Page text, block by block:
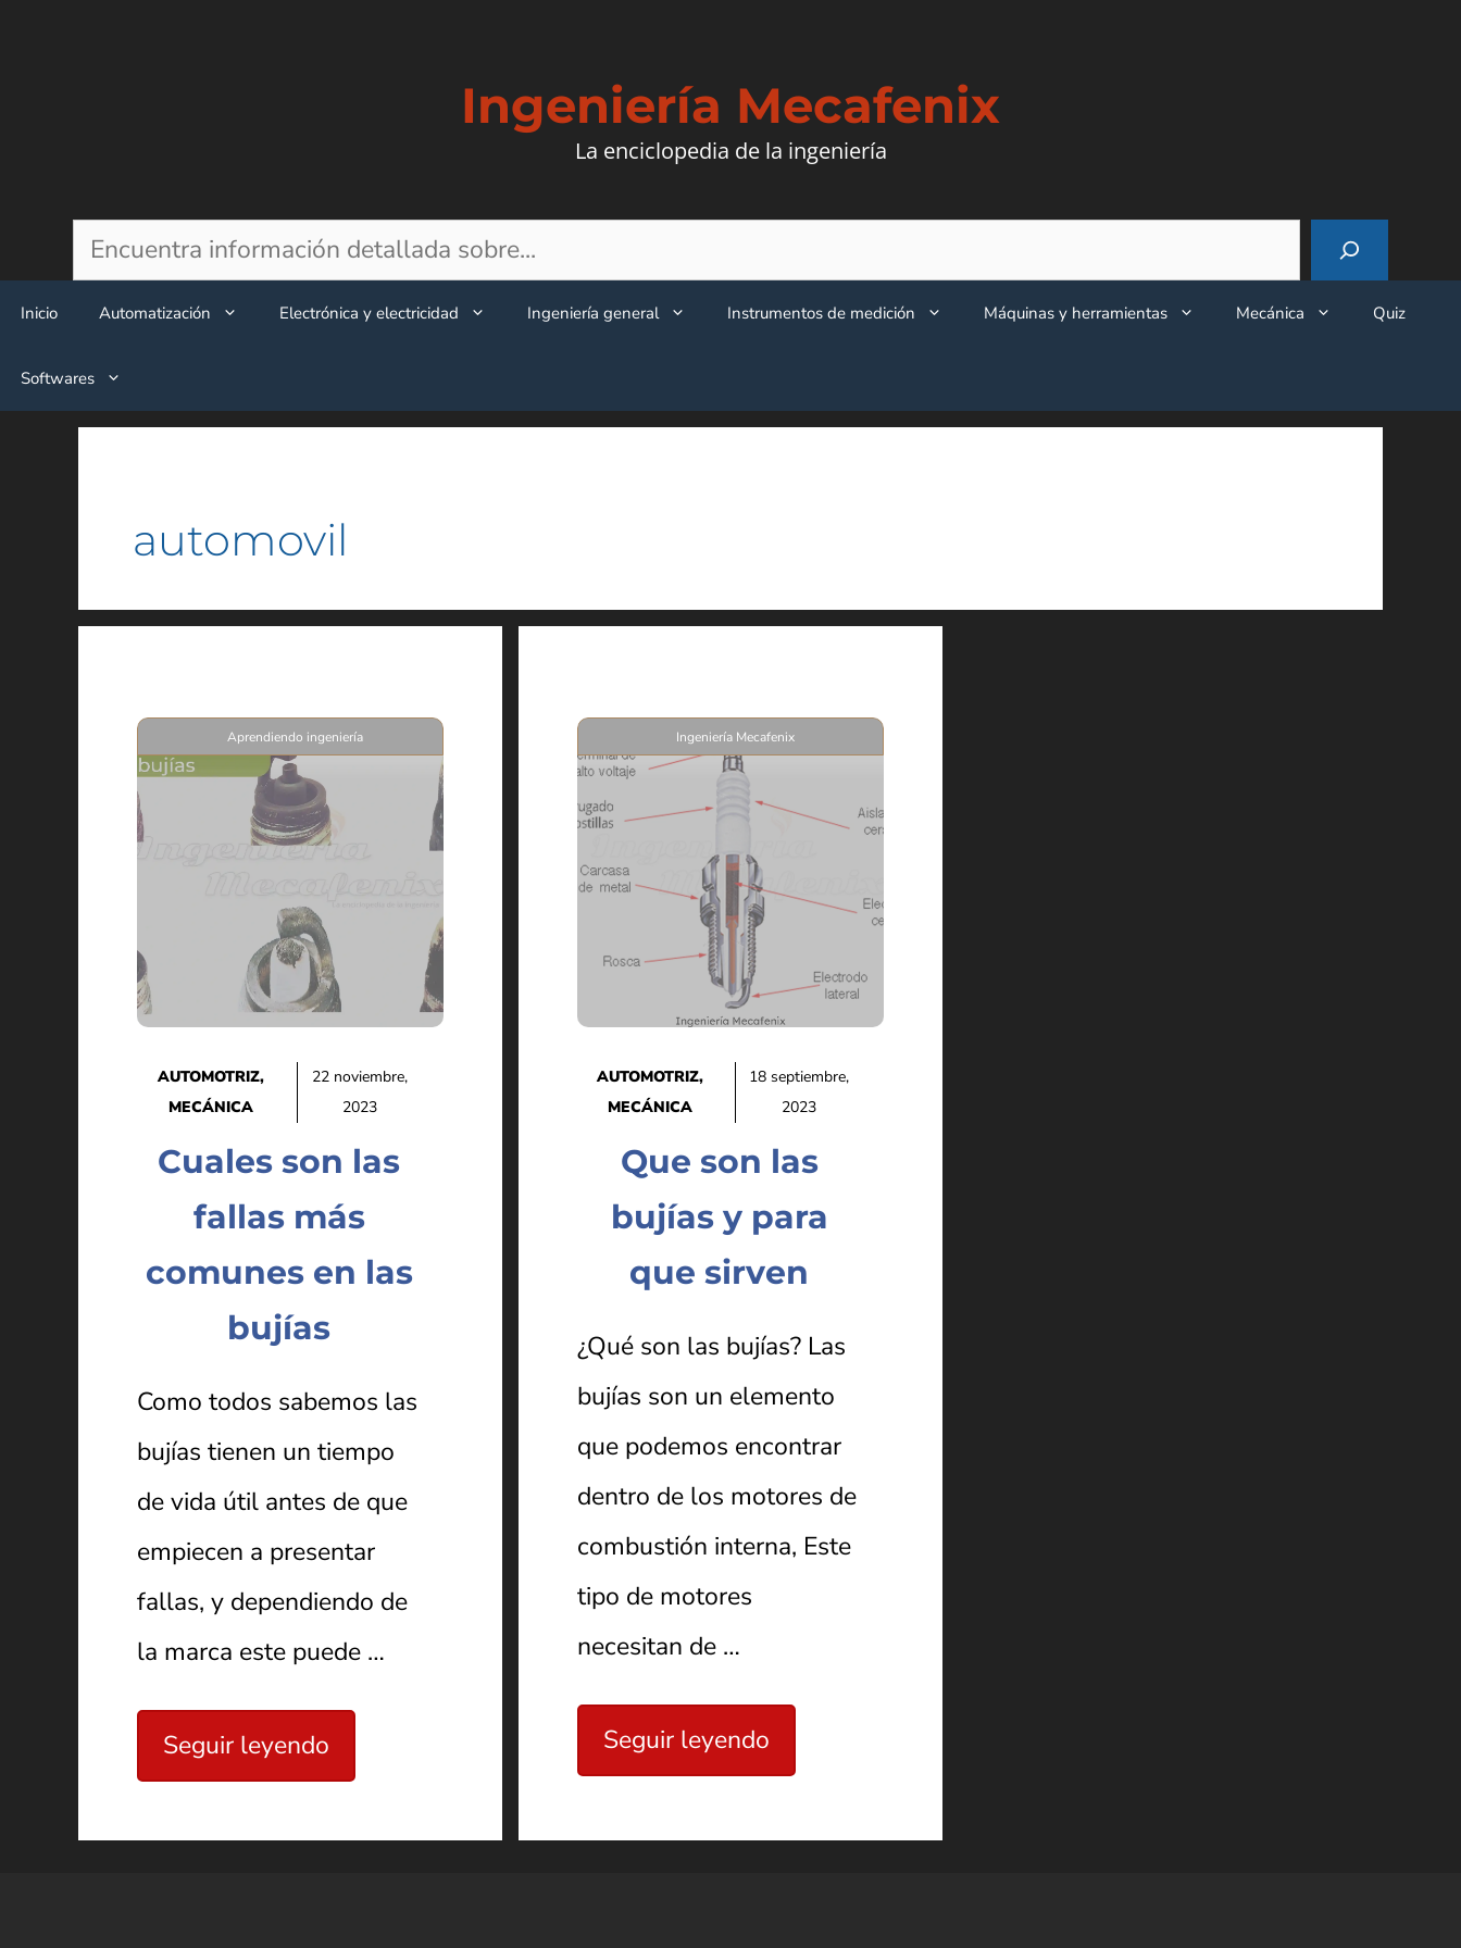
Ingeniería Mecafenix
La enciclopedia de la ingeniería
Inicio Automatización Electrónica y electricidad Ingeniería general Instrumentos de medición Máquinas y herramientas Mecánica Quiz
Softwares
automovil
Aprendiendo ingeniería
AUTOMOTRIZ,
MECÁNICA
22 noviembre,
2023
Cuales son las
fallas más
comunes en las
bujías
Como todos sabemos las
bujías tienen un tiempo
de vida útil antes de que
empiecen a presentar
fallas, y dependiendo de
la marca este puede …
Seguir leyendo
Ingeniería Mecafenix
AUTOMOTRIZ,
MECÁNICA
18 septiembre,
2023
Que son las
bujías y para
que sirven
¿Qué son las bujías? Las
bujías son un elemento
que podemos encontrar
dentro de los motores de
combustión interna, Este
tipo de motores
necesitan de …
Seguir leyendo